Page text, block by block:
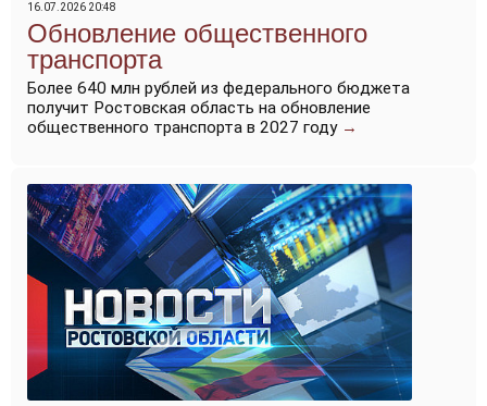
16.07.2026 20:48
Обновление общественного
транспорта
Более 640 млн рублей из федерального бюджета
получит Ростовская область на обновление
общественного транспорта в 2027 году →